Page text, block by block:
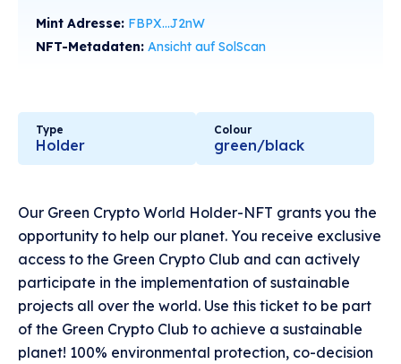
Mint Adresse: FBPX...J2nW
NFT-Metadaten: Ansicht auf SolScan
Type
Holder
Colour
green/black
Our Green Crypto World Holder-NFT grants you the
opportunity to help our planet. You receive exclusive
access to the Green Crypto Club and can actively
participate in the implementation of sustainable
projects all over the world. Use this ticket to be part
of the Green Crypto Club to achieve a sustainable
planet! 100% environmental protection, co-decision